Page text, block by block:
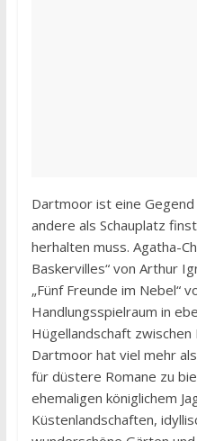
Dartmoor ist eine Gegend
andere als Schauplatz
herhalten muss. Agatha-
Baskervilles“ von Arthur
„Fünf Freunde im Nebel“
Handlungsspielraum in
Hügellandschaft
Dartmoor hat viel mehr
für düstere Romane zu
ehemaligen königlichem
Küstenlandschaften,